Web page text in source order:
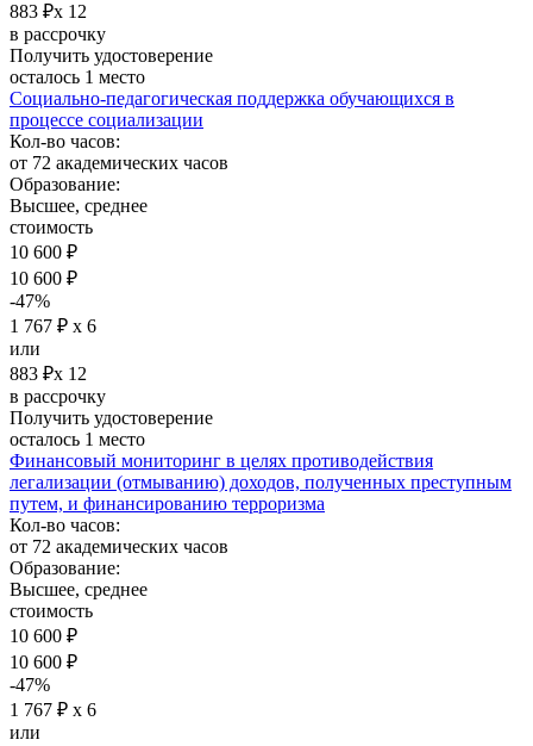
883 ₽х 12
в рассрочку
Получить удостоверение
осталось 1 место
Социально-педагогическая поддержка обучающихся в
процессе социализации
Кол-во часов:
от 72 академических часов
Образование:
Высшее, среднее
стоимость
10 600 ₽
10 600 ₽
-47%
1 767 ₽ х 6
или
883 ₽х 12
в рассрочку
Получить удостоверение
осталось 1 место
Финансовый мониторинг в целях противодействия
легализации (отмыванию) доходов, полученных преступным
путем, и финансированию терроризма
Кол-во часов:
от 72 академических часов
Образование:
Высшее, среднее
стоимость
10 600 ₽
10 600 ₽
-47%
1 767 ₽ х 6
или